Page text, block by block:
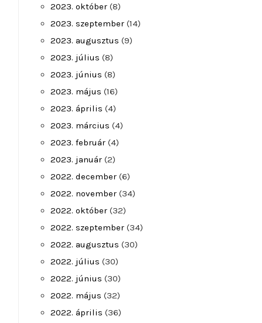
2023. október (8)
2023. szeptember (14)
2023. augusztus (9)
2023. július (8)
2023. június (8)
2023. május (16)
2023. április (4)
2023. március (4)
2023. február (4)
2023. január (2)
2022. december (6)
2022. november (34)
2022. október (32)
2022. szeptember (34)
2022. augusztus (30)
2022. július (30)
2022. június (30)
2022. május (32)
2022. április (36)